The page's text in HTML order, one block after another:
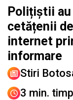
Polițiștii
cetățenii
internet
informare
Stiri
3 min.